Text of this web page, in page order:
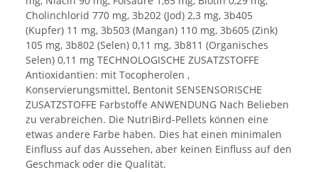
Cholinchlorid 770 mg, 3b202 (Jod) 2,3 mg, 3b405
(Kupfer) 11 mg, 3b503 (Mangan) 110 mg, 3b605 (Zink)
105 mg, 3b802 (Selen) 0,11 mg, 3b811 (Organisches
Selen) 0,11 mg TECHNOLOGISCHE ZUSATZSTOFFE
Antioxidantien: mit Tocopherolen ,
Konservierungsmittel, Bentonit SENSENSORISCHE
ZUSATZSTOFFE Farbstoffe ANWENDUNG Nach Belieben
zu verabreichen. Die NutriBird-Pellets können eine
etwas andere Farbe haben. Dies hat einen minimalen
Einfluss auf das Aussehen, aber keinen Einfluss auf den
Geschmack oder die Qualität.